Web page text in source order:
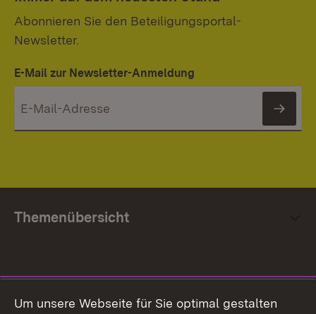
Abonnieren Sie den Beteiligungsportal-
Newsletter.
E-Mail zur Newsletter-Anmeldung
Themenübersicht
Um unsere Webseite für Sie optimal gestalten